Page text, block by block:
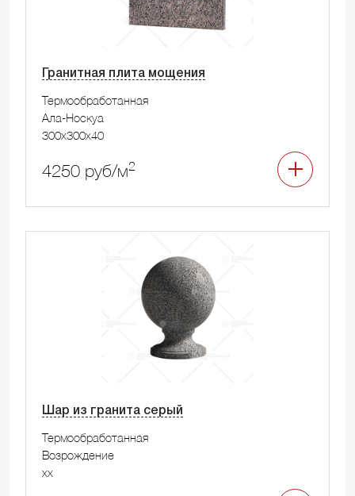
Гранитная плита мощения
Термообработанная
Ала-Носкуа
300x300x40
4250 руб/м2
Шар из гранита серый
Термообработанная
Возрождение
xx